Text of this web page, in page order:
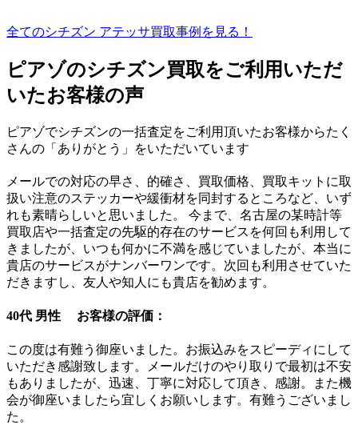
全てのシチズン アテッサ買取事例を見る！
ピアゾのシチズン買取をご利用いただ
いたお客様の声
ピアゾでシチズンの一括査定をご利用頂いたお客様からたく
さんの「ありがとう」をいただいています
メールでの対応の早さ、的確さ、買取価格、買取キットに取
扱い注意のステッカーや緩衝材を同封するところなど、いず
れも素晴らしいと思いました。 今まで、名古屋の某時計等
買取店や一括査定の先駆的存在のサービスを何回も利用して
きましたが、いつも何かに不満を感じていましたが、本当に
貴店のサービスがナンバーワンです。次回も利用させていた
だきますし、友人や知人にも貴店を勧めます。
40代 男性 お客様の評価：
この度は有難う御座いました。お振込みをスピーディにして
いただき感謝致します。メールだけのやり取りで最初は不安
もありましたが、迅速、丁寧に対応して頂き、感謝。また機
会が御座いましたら宜しくお願いします。有難うございまし
た。